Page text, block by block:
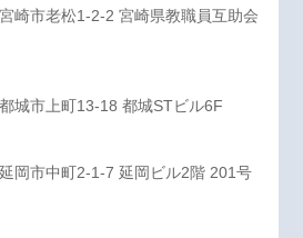
崎市老松1-2-2 宮崎県教職員互助会
城市上町13-18 都城STビル6F
岡市中町2-1-7 延岡ビル2階 201号